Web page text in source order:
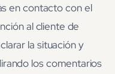
en contacto con el
al cliente de
la situación y
los comentarios